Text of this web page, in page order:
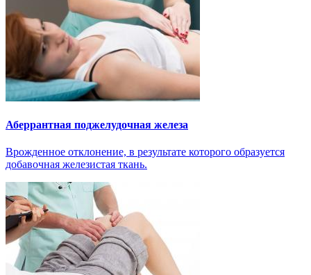
Аберрантная поджелудочная железа
Врожденное отклонение, в результате которого образуется
добавочная железистая ткань.